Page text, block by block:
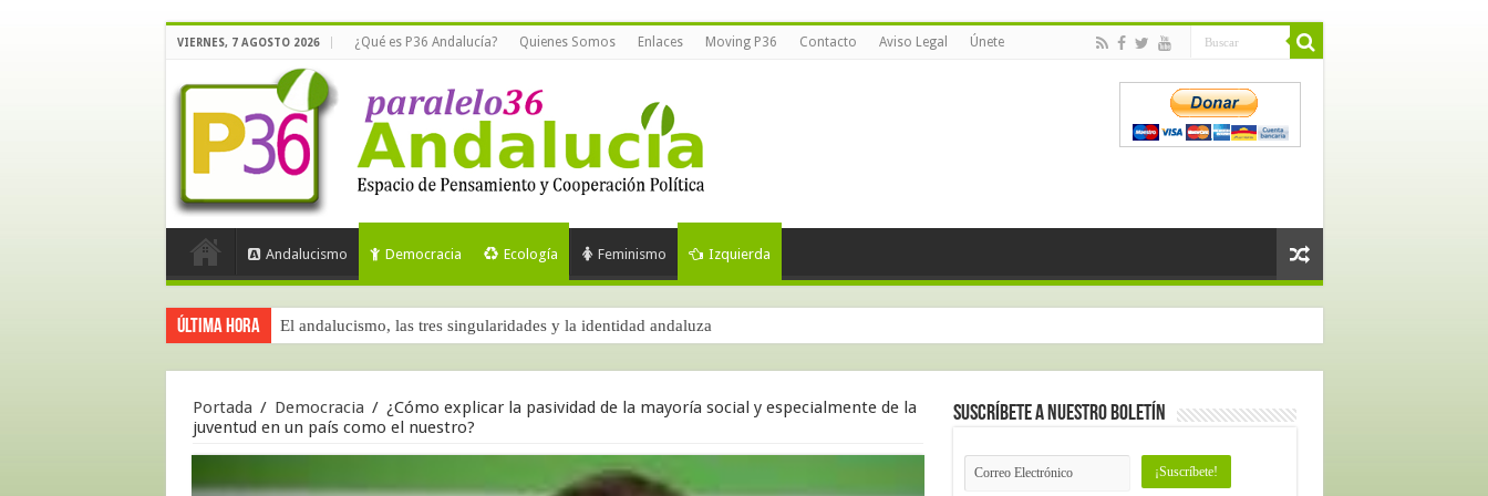
VIERNES, 7 AGOSTO 2026 ¿Qué es P36 Andalucía? Quienes Somos Enlaces Moving P36 Contacto Aviso Legal Únete
Andalucismo Democracia Ecología Feminismo Izquierda
Última hora El andalucismo, las tres singularidades y la identidad andaluza
Portada / Democracia / ¿Cómo explicar la pasividad de la mayoría social y especialmente de la
juventud en un país como el nuestro?
Suscríbete a nuestro Boletín